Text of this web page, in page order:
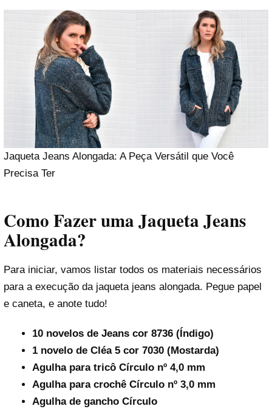
Jaqueta Jeans Alongada: A Peça Versátil que Você
Precisa Ter
Como Fazer uma Jaqueta Jeans
Alongada?
Para iniciar, vamos listar todos os materiais necessários
para a execução da jaqueta jeans alongada. Pegue papel
e caneta, e anote tudo!
10 novelos de Jeans cor 8736 (Índigo)
1 novelo de Cléa 5 cor 7030 (Mostarda)
Agulha para tricô Círculo nº 4,0 mm
Agulha para crochê Círculo nº 3,0 mm
Agulha de gancho Círculo